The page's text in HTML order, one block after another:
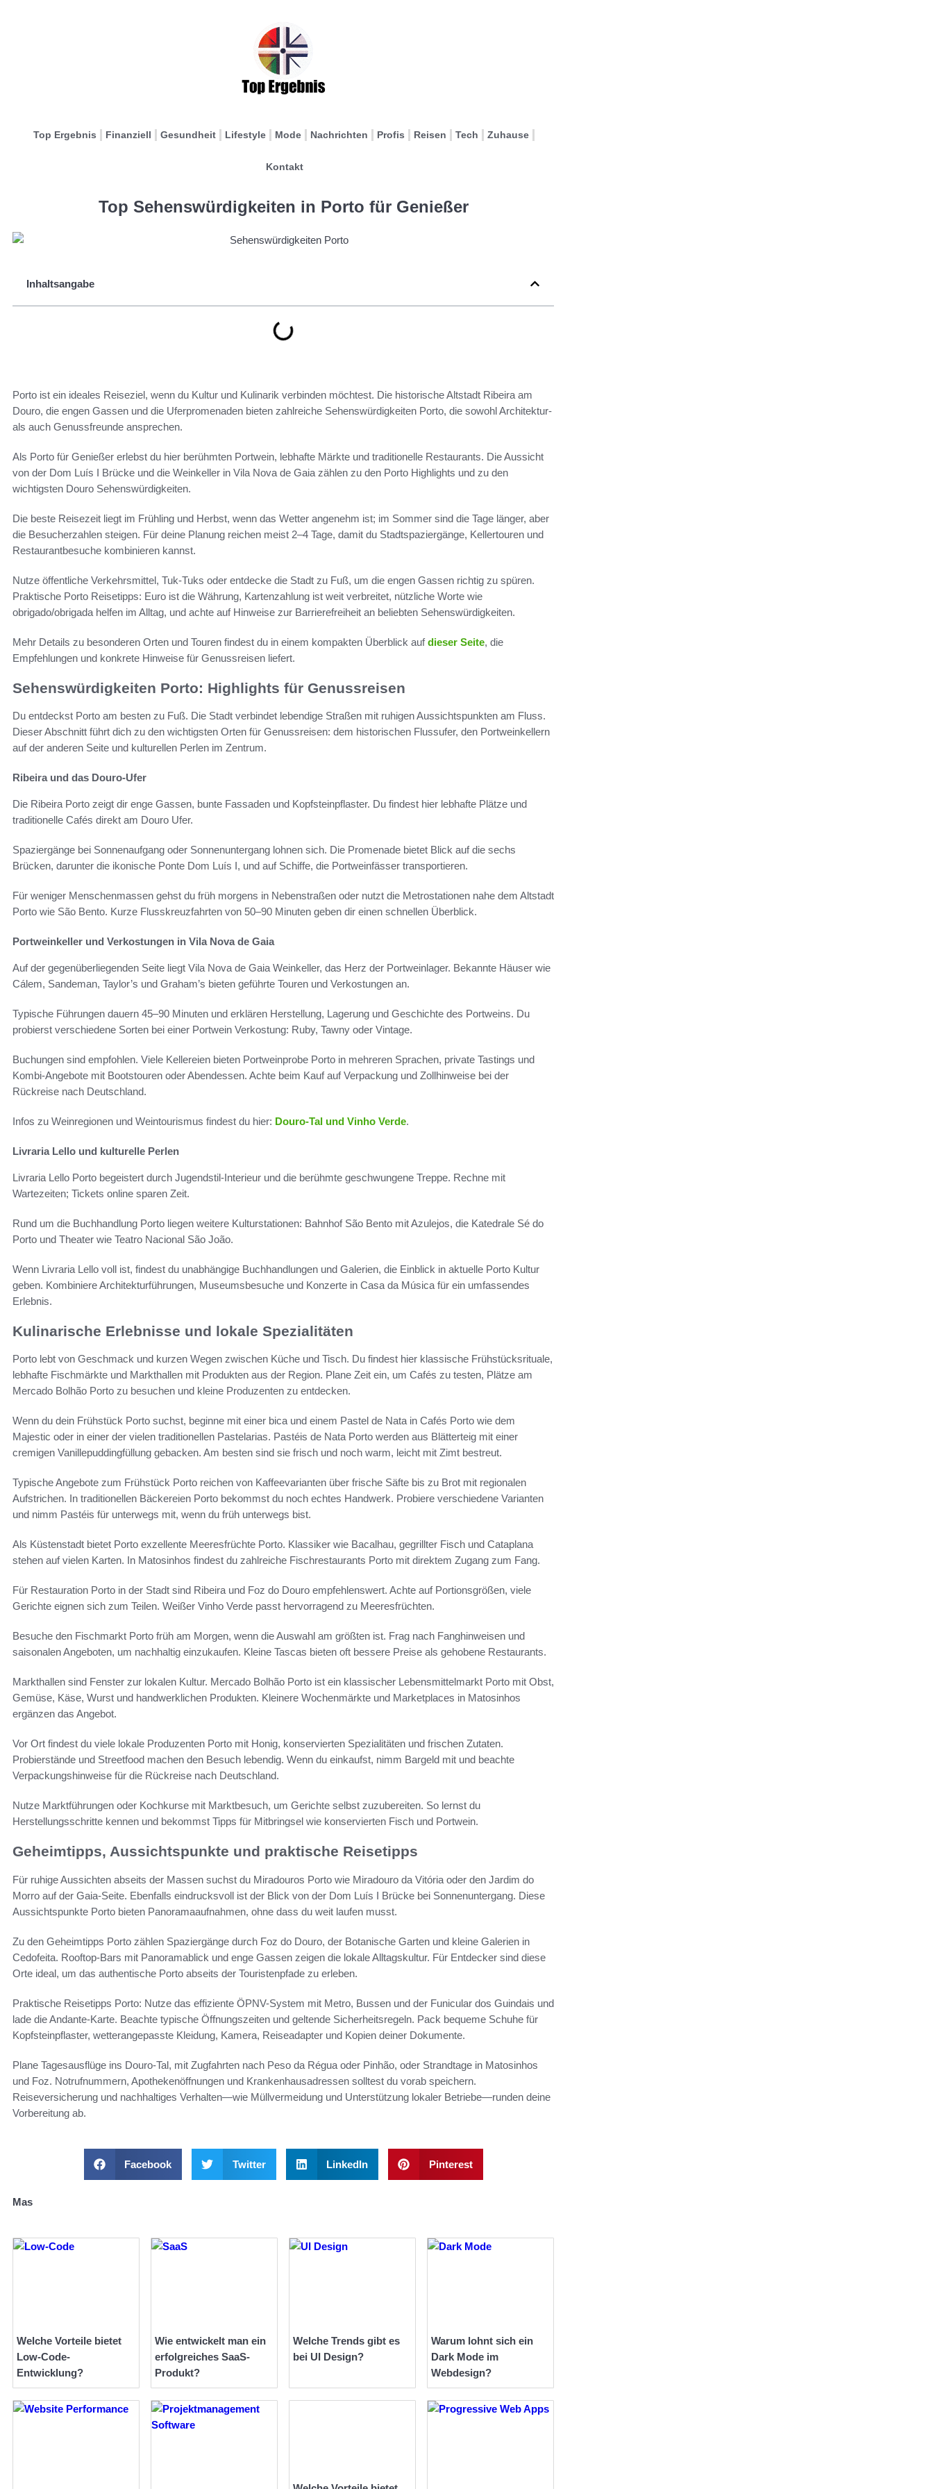
Top Ergebnis Finanziell Gesundheit Lifestyle Mode Nachrichten Profis Reisen Tech Zuhause
Kontakt
Top Sehenswürdigkeiten in Porto für Genießer
Inhaltsangabe
Porto ist ein ideales Reiseziel, wenn du Kultur und Kulinarik verbinden möchtest. Die historische Altstadt Ribeira am
Douro, die engen Gassen und die Uferpromenaden bieten zahlreiche Sehenswürdigkeiten Porto, die sowohl Architektur-
als auch Genussfreunde ansprechen.
Als Porto für Genießer erlebst du hier berühmten Portwein, lebhafte Märkte und traditionelle Restaurants. Die Aussicht
von der Dom Luís I Brücke und die Weinkeller in Vila Nova de Gaia zählen zu den Porto Highlights und zu den
wichtigsten Douro Sehenswürdigkeiten.
Die beste Reisezeit liegt im Frühling und Herbst, wenn das Wetter angenehm ist; im Sommer sind die Tage länger, aber
die Besucherzahlen steigen. Für deine Planung reichen meist 2–4 Tage, damit du Stadtspaziergänge, Kellertouren und
Restaurantbesuche kombinieren kannst.
Nutze öffentliche Verkehrsmittel, Tuk-Tuks oder entdecke die Stadt zu Fuß, um die engen Gassen richtig zu spüren.
Praktische Porto Reisetipps: Euro ist die Währung, Kartenzahlung ist weit verbreitet, nützliche Worte wie
obrigado/obrigada helfen im Alltag, und achte auf Hinweise zur Barrierefreiheit an beliebten Sehenswürdigkeiten.
Mehr Details zu besonderen Orten und Touren findest du in einem kompakten Überblick aufdieser Seite, die
Empfehlungen und konkrete Hinweise für Genussreisen liefert.
Sehenswürdigkeiten Porto: Highlights für Genussreisen
Du entdeckst Porto am besten zu Fuß. Die Stadt verbindet lebendige Straßen mit ruhigen Aussichtspunkten am Fluss.
Dieser Abschnitt führt dich zu den wichtigsten Orten für Genussreisen: dem historischen Flussufer, den Portweinkellern
auf der anderen Seite und kulturellen Perlen im Zentrum.
Ribeira und das Douro-Ufer
Die Ribeira Porto zeigt dir enge Gassen, bunte Fassaden und Kopfsteinpflaster. Du findest hier lebhafte Plätze und
traditionelle Cafés direkt am Douro Ufer.
Spaziergänge bei Sonnenaufgang oder Sonnenuntergang lohnen sich. Die Promenade bietet Blick auf die sechs
Brücken, darunter die ikonische Ponte Dom Luís I, und auf Schiffe, die Portweinfässer transportieren.
Für weniger Menschenmassen gehst du früh morgens in Nebenstraßen oder nutzt die Metrostationen nahe dem Altstadt
Porto wie São Bento. Kurze Flusskreuzfahrten von 50–90 Minuten geben dir einen schnellen Überblick.
Portweinkeller und Verkostungen in Vila Nova de Gaia
Auf der gegenüberliegenden Seite liegt Vila Nova de Gaia Weinkeller, das Herz der Portweinlager. Bekannte Häuser wie
Cálem, Sandeman, Taylor’s und Graham’s bieten geführte Touren und Verkostungen an.
Typische Führungen dauern 45–90 Minuten und erklären Herstellung, Lagerung und Geschichte des Portweins. Du
probierst verschiedene Sorten bei einer Portwein Verkostung: Ruby, Tawny oder Vintage.
Buchungen sind empfohlen. Viele Kellereien bieten Portweinprobe Porto in mehreren Sprachen, private Tastings und
Kombi-Angebote mit Bootstouren oder Abendessen. Achte beim Kauf auf Verpackung und Zollhinweise bei der
Rückreise nach Deutschland.
Infos zu Weinregionen und Weintourismus findest du hier: Douro-Tal und Vinho Verde.
Livraria Lello und kulturelle Perlen
Livraria Lello Porto begeistert durch Jugendstil-Interieur und die berühmte geschwungene Treppe. Rechne mit
Wartezeiten; Tickets online sparen Zeit.
Rund um die Buchhandlung Porto liegen weitere Kulturstationen: Bahnhof São Bento mit Azulejos, die Katedrale Sé do
Porto und Theater wie Teatro Nacional São João.
Wenn Livraria Lello voll ist, findest du unabhängige Buchhandlungen und Galerien, die Einblick in aktuelle Porto Kultur
geben. Kombiniere Architekturführungen, Museumsbesuche und Konzerte in Casa da Música für ein umfassendes
Erlebnis.
Kulinarische Erlebnisse und lokale Spezialitäten
Porto lebt von Geschmack und kurzen Wegen zwischen Küche und Tisch. Du findest hier klassische Frühstücksrituale,
lebhafte Fischmärkte und Markthallen mit Produkten aus der Region. Plane Zeit ein, um Cafés zu testen, Plätze am
Mercado Bolhão Porto zu besuchen und kleine Produzenten zu entdecken.
Wenn du dein Frühstück Porto suchst, beginne mit einer bica und einem Pastel de Nata in Cafés Porto wie dem
Majestic oder in einer der vielen traditionellen Pastelarias. Pastéis de Nata Porto werden aus Blätterteig mit einer
cremigen Vanillepuddingfüllung gebacken. Am besten sind sie frisch und noch warm, leicht mit Zimt bestreut.
Typische Angebote zum Frühstück Porto reichen von Kaffeevarianten über frische Säfte bis zu Brot mit regionalen
Aufstrichen. In traditionellen Bäckereien Porto bekommst du noch echtes Handwerk. Probiere verschiedene Varianten
und nimm Pastéis für unterwegs mit, wenn du früh unterwegs bist.
Als Küstenstadt bietet Porto exzellente Meeresfrüchte Porto. Klassiker wie Bacalhau, gegrillter Fisch und Cataplana
stehen auf vielen Karten. In Matosinhos findest du zahlreiche Fischrestaurants Porto mit direktem Zugang zum Fang.
Für Restauration Porto in der Stadt sind Ribeira und Foz do Douro empfehlenswert. Achte auf Portionsgrößen, viele
Gerichte eignen sich zum Teilen. Weißer Vinho Verde passt hervorragend zu Meeresfrüchten.
Besuche den Fischmarkt Porto früh am Morgen, wenn die Auswahl am größten ist. Frag nach Fanghinweisen und
saisonalen Angeboten, um nachhaltig einzukaufen. Kleine Tascas bieten oft bessere Preise als gehobene Restaurants.
Markthallen sind Fenster zur lokalen Kultur. Mercado Bolhão Porto ist ein klassischer Lebensmittelmarkt Porto mit Obst,
Gemüse, Käse, Wurst und handwerklichen Produkten. Kleinere Wochenmärkte und Marketplaces in Matosinhos
ergänzen das Angebot.
Vor Ort findest du viele lokale Produzenten Porto mit Honig, konservierten Spezialitäten und frischen Zutaten.
Probierstände und Streetfood machen den Besuch lebendig. Wenn du einkaufst, nimm Bargeld mit und beachte
Verpackungshinweise für die Rückreise nach Deutschland.
Nutze Marktführungen oder Kochkurse mit Marktbesuch, um Gerichte selbst zuzubereiten. So lernst du
Herstellungsschritte kennen und bekommst Tipps für Mitbringsel wie konservierten Fisch und Portwein.
Geheimtipps, Aussichtspunkte und praktische Reisetipps
Für ruhige Aussichten abseits der Massen suchst du Miradouros Porto wie Miradouro da Vitória oder den Jardim do
Morro auf der Gaia-Seite. Ebenfalls eindrucksvoll ist der Blick von der Dom Luís I Brücke bei Sonnenuntergang. Diese
Aussichtspunkte Porto bieten Panoramaaufnahmen, ohne dass du weit laufen musst.
Zu den Geheimtipps Porto zählen Spaziergänge durch Foz do Douro, der Botanische Garten und kleine Galerien in
Cedofeita. Rooftop-Bars mit Panoramablick und enge Gassen zeigen die lokale Alltagskultur. Für Entdecker sind diese
Orte ideal, um das authentische Porto abseits der Touristenpfade zu erleben.
Praktische Reisetipps Porto: Nutze das effiziente ÖPNV-System mit Metro, Bussen und der Funicular dos Guindais und
lade die Andante-Karte. Beachte typische Öffnungszeiten und geltende Sicherheitsregeln. Pack bequeme Schuhe für
Kopfsteinpflaster, wetterangepasste Kleidung, Kamera, Reiseadapter und Kopien deiner Dokumente.
Plane Tagesausflüge ins Douro-Tal, mit Zugfahrten nach Peso da Régua oder Pinhão, oder Strandtage in Matosinhos
und Foz. Notrufnummern, Apothekenöffnungen und Krankenhausadressen solltest du vorab speichern.
Reiseversicherung und nachhaltiges Verhalten—wie Müllvermeidung und Unterstützung lokaler Betriebe—runden deine
Vorbereitung ab.
Facebook Twitter LinkedIn Pinterest
Mas
Welche Vorteile bietet
Low-Code-
Entwicklung?
Wie entwickelt man ein
erfolgreiches SaaS-
Produkt?
Welche Trends gibt es
bei UI Design?
Warum lohnt sich ein
Dark Mode im
Webdesign?